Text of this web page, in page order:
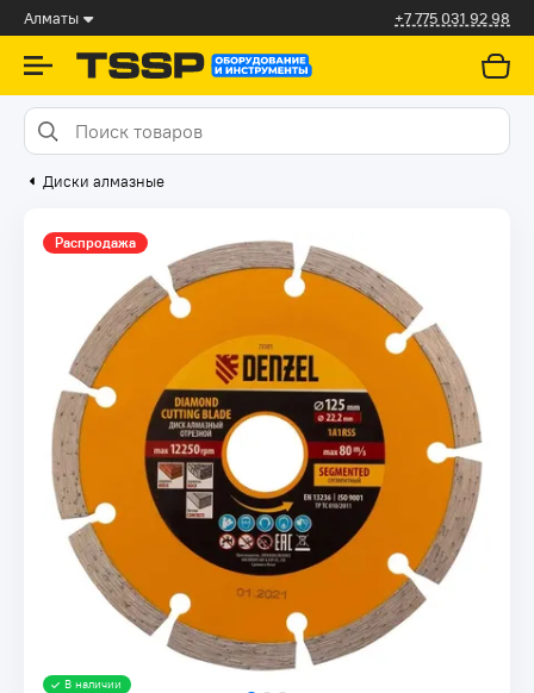
Алматы +7 775 031 92 98
Диски алмазные
В наличии
Распродажа